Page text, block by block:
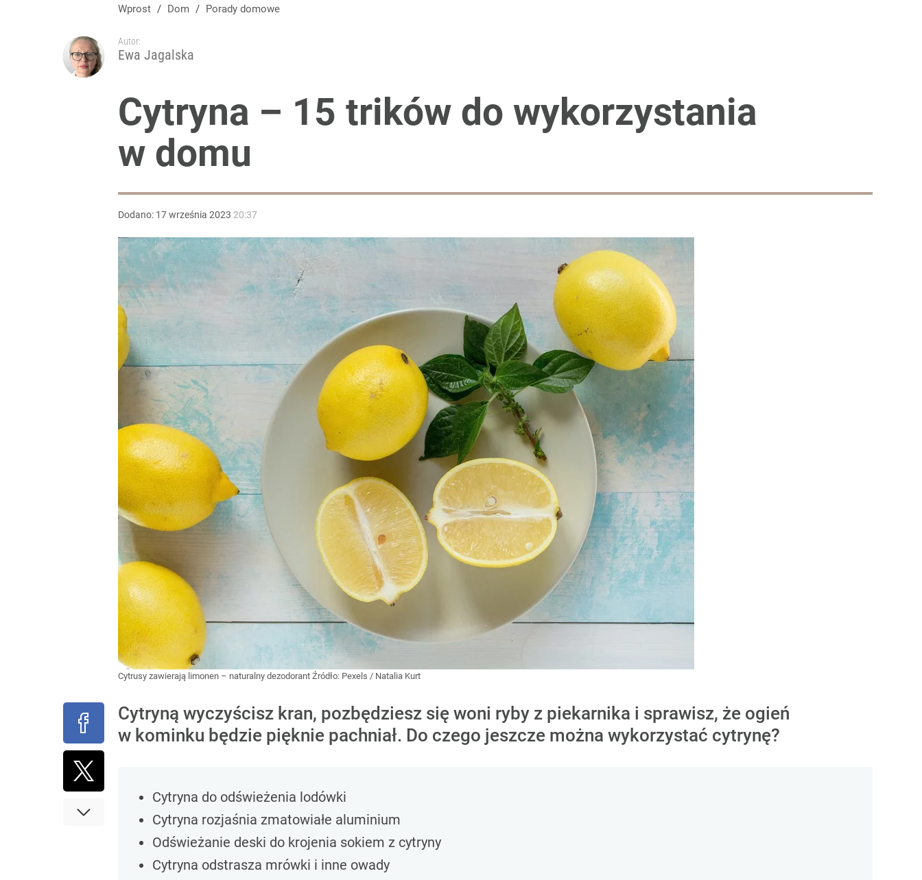
Wprost / Dom / Porady domowe
Autor:
Ewa Jagalska
Cytryna – 15 trików do wykorzystania
w domu
Dodano: 17września 2023 20:37
Cytrusy zawierają limonen – naturalny dezodorant Źródło: Pexels / Natalia Kurt
Cytryną wyczyścisz kran, pozbędziesz się woni ryby z piekarnika i sprawisz, że ogień
w kominku będzie pięknie pachniał. Do czego jeszcze można wykorzystać cytrynę?
Cytryna do odświeżenia lodówki
Cytryna rozjaśnia zmatowiałe aluminium
Odświeżanie deski do krojenia sokiem z cytryny
Cytryna odstrasza mrówki i inne owady